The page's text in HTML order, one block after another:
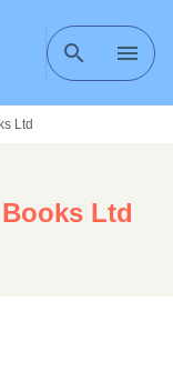
search menu
Ltd
Ltd